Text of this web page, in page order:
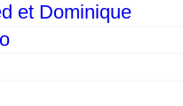
et Dominique